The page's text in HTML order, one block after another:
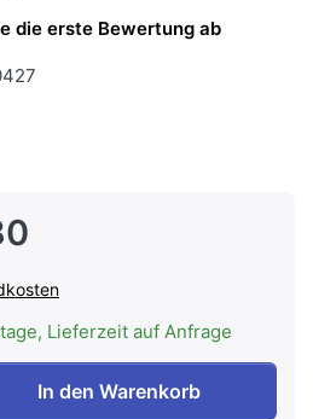
die erste Bewertung ab
Lieferzeit auf Anfrage
ODV 8127 S
In den Warenkorb